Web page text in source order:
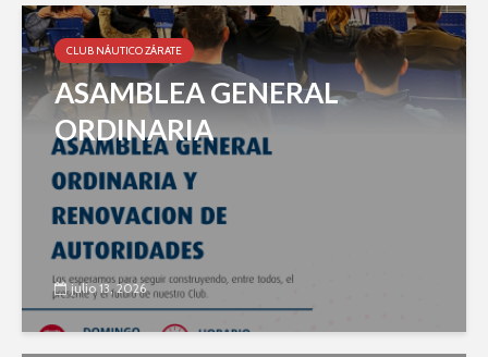
CLUB NÁUTICO ZÁRATE
ASAMBLEA GENERAL
ORDINARIA
julio 13, 2026